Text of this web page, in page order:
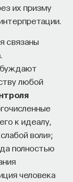
их призму
связаны
любой
к идеалу,
воли»;
полностью
человека